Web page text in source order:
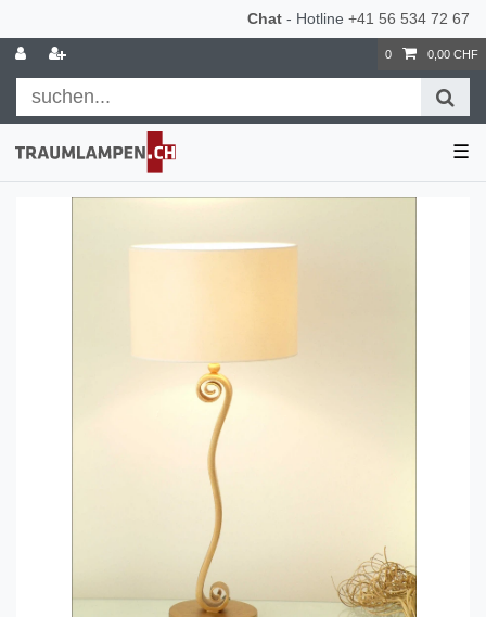
Chat - Hotline +41 56 534 72 67
0 0,00 CHF
☰